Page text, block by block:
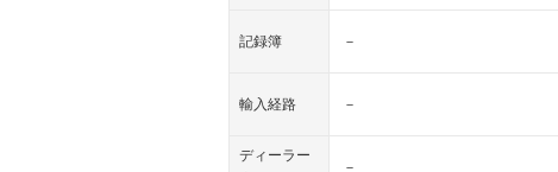
記録簿 －
輸入経路 －
ディーラー
－